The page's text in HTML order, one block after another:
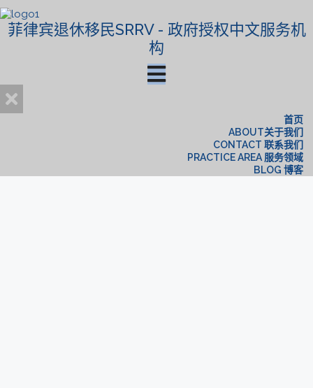
菲律宾退休移民SRRV - 政府授权中文服务机
构
首页
ABOUT关于我们
CONTACT 联系我们
PRACTICE AREA 服务领域
BLOG 博客